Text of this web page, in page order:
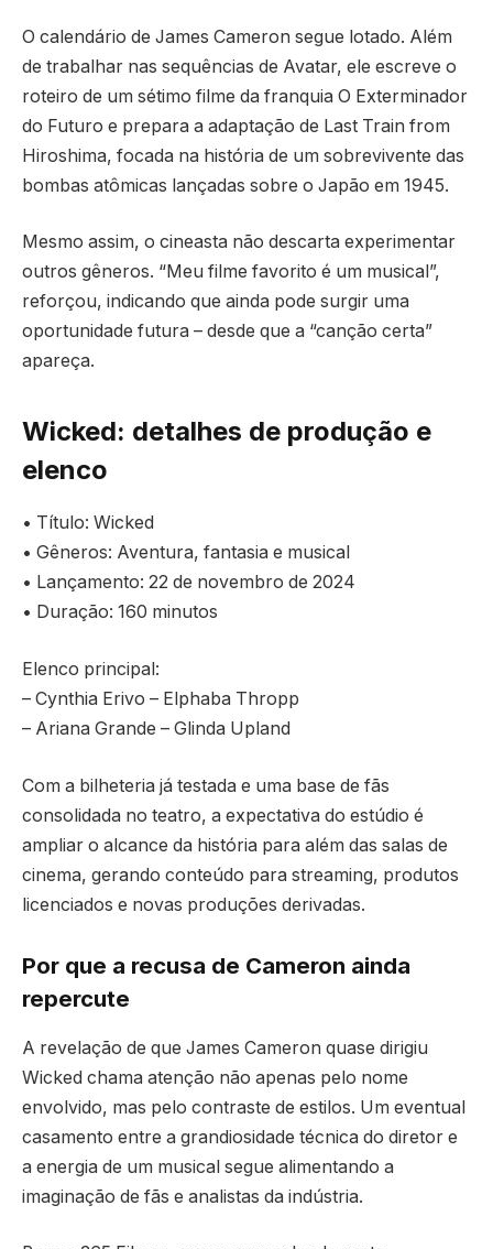
O calendário de James Cameron segue lotado. Além
de trabalhar nas sequências de Avatar, ele escreve o
roteiro de um sétimo filme da franquia O Exterminador
do Futuro e prepara a adaptação de Last Train from
Hiroshima, focada na história de um sobrevivente das
bombas atômicas lançadas sobre o Japão em 1945.
Mesmo assim, o cineasta não descarta experimentar
outros gêneros. “Meu filme favorito é um musical”,
reforçou, indicando que ainda pode surgir uma
oportunidade futura – desde que a “canção certa”
apareça.
Wicked: detalhes de produção e
elenco
• Título: Wicked
• Gêneros: Aventura, fantasia e musical
• Lançamento: 22 de novembro de 2024
• Duração: 160 minutos
Elenco principal:
– Cynthia Erivo – Elphaba Thropp
– Ariana Grande – Glinda Upland
Com a bilheteria já testada e uma base de fãs
consolidada no teatro, a expectativa do estúdio é
ampliar o alcance da história para além das salas de
cinema, gerando conteúdo para streaming, produtos
licenciados e novas produções derivadas.
Por que a recusa de Cameron ainda
repercute
A revelação de que James Cameron quase dirigiu
Wicked chama atenção não apenas pelo nome
envolvido, mas pelo contraste de estilos. Um eventual
casamento entre a grandiosidade técnica do diretor e
a energia de um musical segue alimentando a
imaginação de fãs e analistas da indústria.